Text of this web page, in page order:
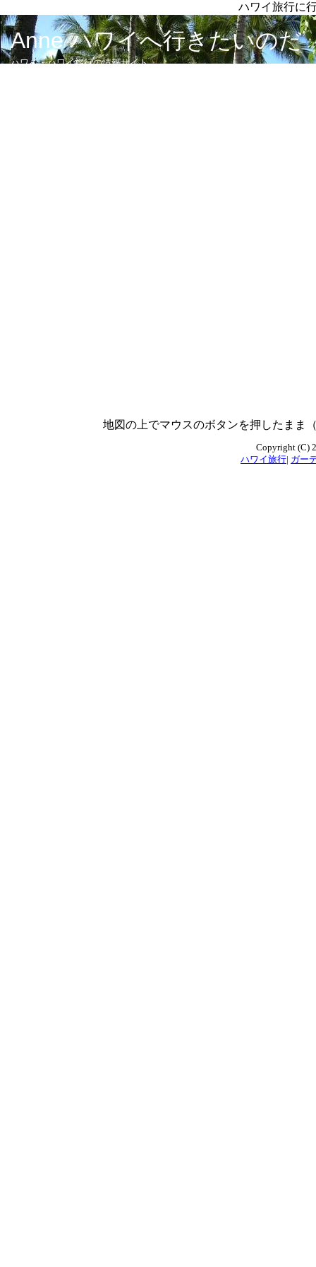
ハワイ旅行に
Anne ハワイへ行きたいのだ
ハワイ・ハワイ旅行の情報サイト
地図の上でマウスのボタンを押したまま
Copyright (C)
ハワイ旅行| ガー